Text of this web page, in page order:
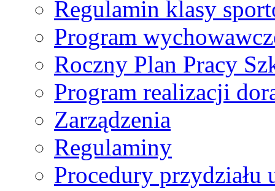
Regulamin klasy
Program
Roczny Plan Pracy
Program realizacji
Zarządzenia
Regulaminy
Procedury